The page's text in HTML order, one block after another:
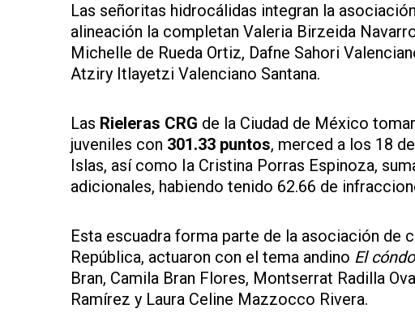
Las señoritas hidrocálidas integran la
alineación la completan Valeria Birzeida
Michelle de Rueda Ortiz, Dafne Sahori
Atziry Itlayetzi Valenciano Santana.
Las Rieleras CRG de la Ciudad de México
juveniles con 301.33 puntos, merced a los 18
Islas, así como Ia Cristina Porras Espinoza,
adicionales, habiendo tenido 62.66 de
Esta escuadra forma parte de la asociación de
República, actuaron con el tema andino El
Bran, Camila Bran Flores, Montserrat Radilla
Ramírez y Laura Celine Mazzocco Rivera.